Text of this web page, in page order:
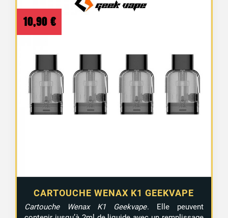
CARTOUCHE WENAX K1 GEEKVAPE
10,90 €
Cartouche Wenax K1 Geekvape. Elle peuvent